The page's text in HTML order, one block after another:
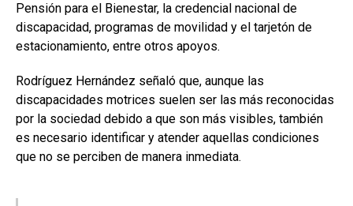
Pensión para el Bienestar, la credencial nacional de
discapacidad, programas de movilidad y el tarjetón de
estacionamiento, entre otros apoyos.
Rodríguez Hernández señaló que, aunque las
discapacidades motrices suelen ser las más reconocidas
por la sociedad debido a que son más visibles, también
es necesario identificar y atender aquellas condiciones
que no se perciben de manera inmediata.